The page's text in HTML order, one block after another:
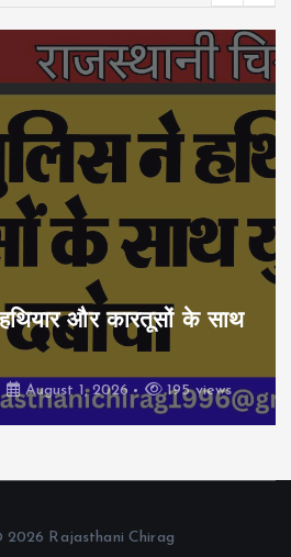
और कारतूसों के साथ
August 1, 2026 195 views
Rajasthani Chirag